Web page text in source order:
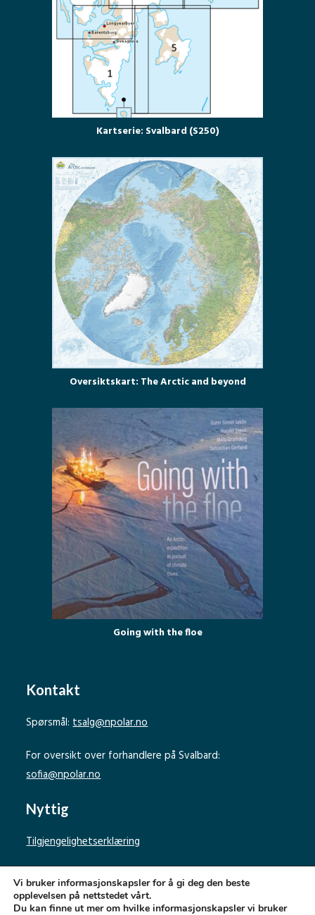
Kartserie: Svalbard (S250)
Oversiktskart: The Arctic and beyond
Going with the floe
Kontakt
Spørsmål:tsalg@npolar.no
For oversikt over forhandlere på Svalbard:
sofia@npolar.no
Nyttig
Tilgjengelighetserklæring
Personvernerklæring
Vi bruker informasjonskapsler for å gi deg den beste
opplevelsen på nettstedet vårt.
Du kan finne ut mer om hvilke informasjonskapsler vi bruker